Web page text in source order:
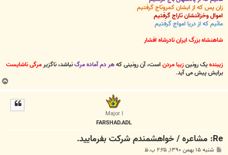
زان پس که از ایشان کمروتاج گرفتیم
اموال وخزائنشان تاراج گرفتیم
مائیم که از دریا امواج گرفتیم
شاهنشاه بزرگ ایران نادرشاه افشار
زیبندهیک رونینزیبا مردناست، آن رونینی کههر دم آماده مرگنباشد، ناگزیر مرگی ناشایست
برایش پیش می آید.
ب
ا
Major I
FARSHAD.ADL
Re: مشاعره / خواهشمندم شرکت بفرماييد.
پ شنبه ۱۵ بهمن ۱۳۹۰, ۲:۲۵ ب.ظ